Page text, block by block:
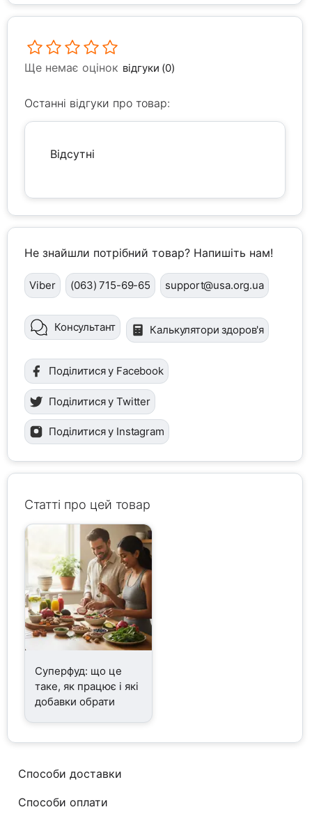
Ще немає оцінок відгуки (0)
Останні відгуки про товар:
Відсутні
Не знайшли потрібний товар? Напишіть нам!
Viber (063) 715-69-65 support@usa.org.ua
Консультант Калькулятори здоров'я
Поділитися у Facebook
Поділитися у Twitter
Поділитися у Instagram
Статті про цей товар
Суперфуд: що це
таке, як працює і які
добавки обрати
Способи доставки
Способи оплати